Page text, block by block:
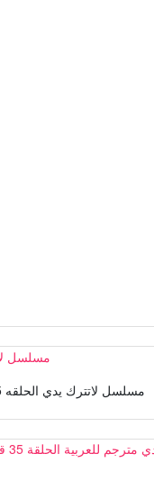
مسلسل لاتترك يدي الحلقه 35